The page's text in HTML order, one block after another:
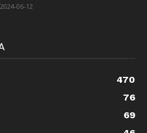
2024-06-12
470
76
69